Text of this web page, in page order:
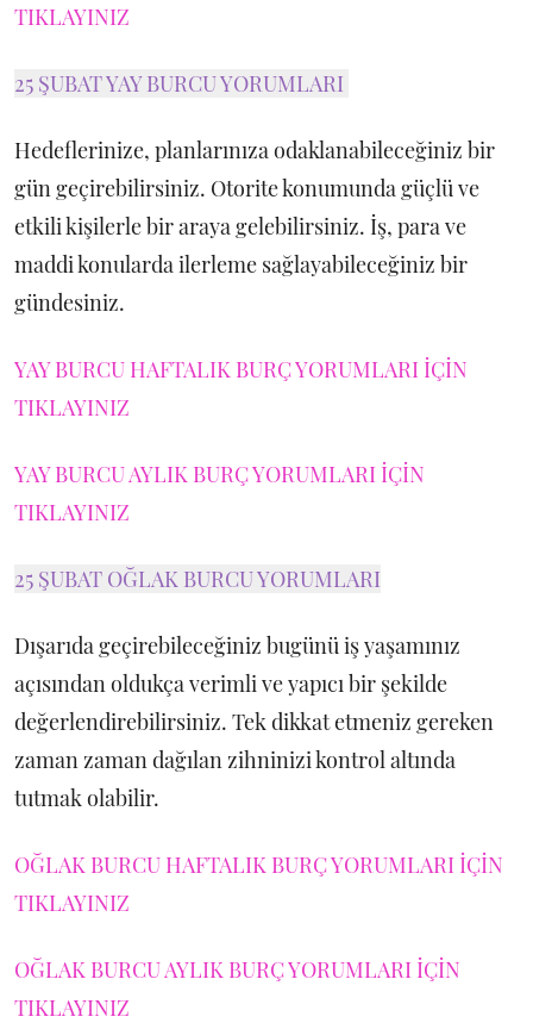
TIKLAYINIZ
25 ŞUBAT YAY BURCU YORUMLARI
Hedeflerinize, planlarınıza odaklanabileceğiniz bir
gün geçirebilirsiniz. Otorite konumunda güçlü ve
etkili kişilerle bir araya gelebilirsiniz. İş, para ve
maddi konularda ilerleme sağlayabileceğiniz bir
gündesiniz.
YAY BURCU HAFTALIK BURÇ YORUMLARI İÇİN
TIKLAYINIZ
YAY BURCU AYLIK BURÇ YORUMLARI İÇİN
TIKLAYINIZ
25 ŞUBAT OĞLAK BURCU YORUMLARI
Dışarıda geçirebileceğiniz bugünü iş yaşamınız
açısından oldukça verimli ve yapıcı bir şekilde
değerlendirebilirsiniz. Tek dikkat etmeniz gereken
zaman zaman dağılan zihninizi kontrol altında
tutmak olabilir.
OĞLAK BURCU HAFTALIK BURÇ YORUMLARI İÇİN
TIKLAYINIZ
OĞLAK BURCU AYLIK BURÇ YORUMLARI İÇİN
TIKLAYINIZ